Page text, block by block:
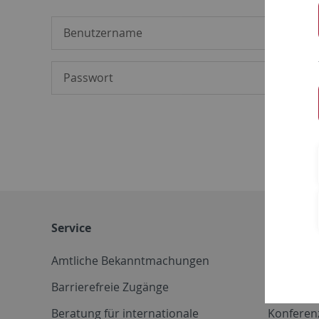
Service
Amtliche Bekanntmachungen
Barrierefreie Zugänge
Beratung für internationale